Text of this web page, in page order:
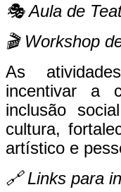
🎭Aula de
🎬Workshop
As
incentivar a
inclusão
cultura,
artístico e
🔗Links para